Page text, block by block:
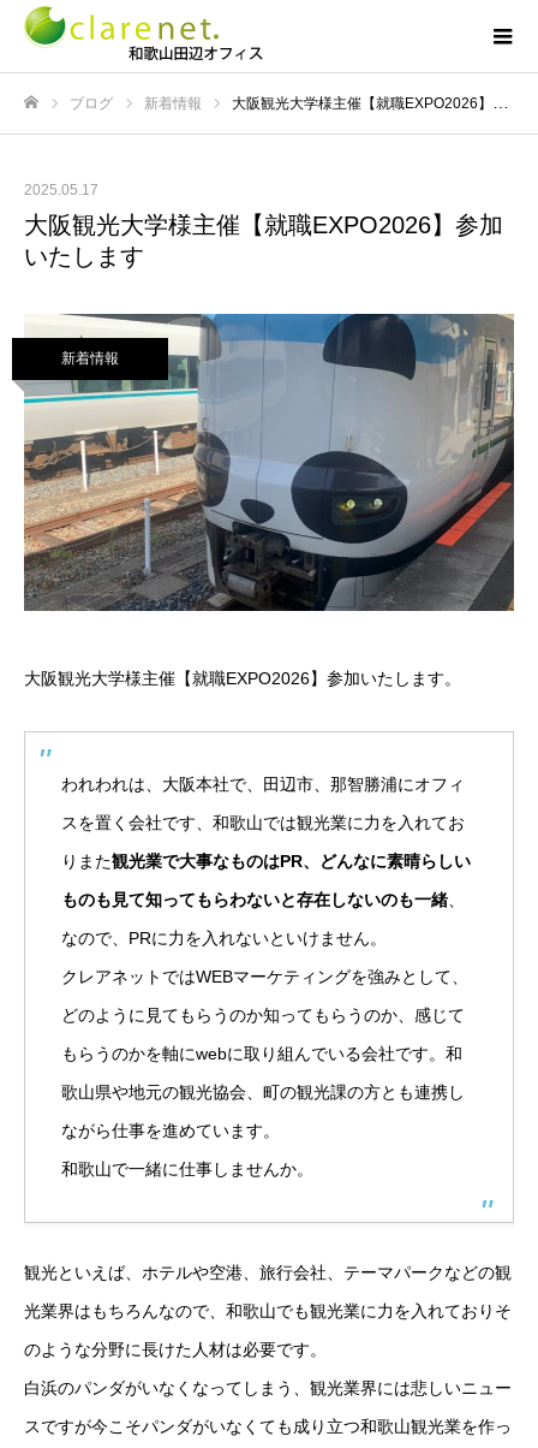
ブログ 新着情報 大阪観光大学様主催【就職EXPO2026】参加いたします
2025.05.17
大阪観光大学様主催【就職EXPO2026】参加
いたします
新着情報
大阪観光大学様主催【就職EXPO2026】参加いたします。
われわれは、大阪本社で、田辺市、那智勝浦にオフィ
スを置く会社です、和歌山では観光業に力を入れてお
りまた観光業で大事なものはPR、どんなに素晴らしい
ものも見て知ってもらわないと存在しないのも一緒、
なので、PRに力を入れないといけません。
クレアネットではWEBマーケティングを強みとして、
どのように見てもらうのか知ってもらうのか、感じて
もらうのかを軸にwebに取り組んでいる会社です。和
歌山県や地元の観光協会、町の観光課の方とも連携し
ながら仕事を進めています。
和歌山で一緒に仕事しませんか。
観光といえば、ホテルや空港、旅行会社、テーマパークなどの観
光業界はもちろんなので、和歌山でも観光業に力を入れておりそ
のような分野に長けた人材は必要です。
白浜のパンダがいなくなってしまう、観光業界には悲しいニュー
スですが今こそパンダがいなくても成り立つ和歌山観光業を作っ